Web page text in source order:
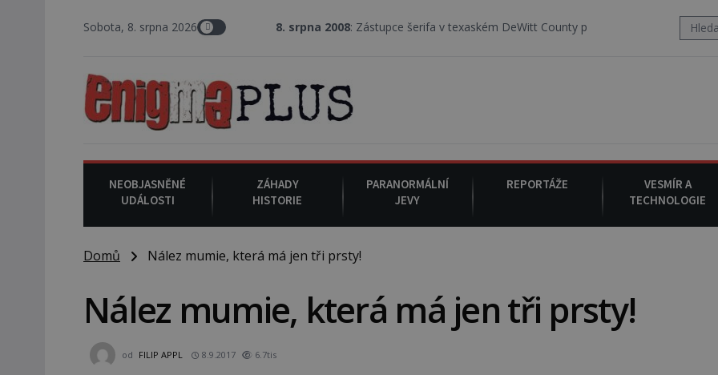
Sobota, 8. srpna 20268. srpna 2008 : Zástupce šerifa v texaském DeWitt County pořizuje video, na kterém před jeho
NEOBJASNĚNÉ
UDÁLOSTI
ZÁHADY
HISTORIE
PARANORMÁLNÍ
JEVY
REPORTÁŽE
VESMÍR A
TECHNOLOGIE
Domů Nález mumie, která má jen tři prsty!
Nález mumie, která má jen tři prsty!
od FILIP APPL 8.9.2017 6.7tis